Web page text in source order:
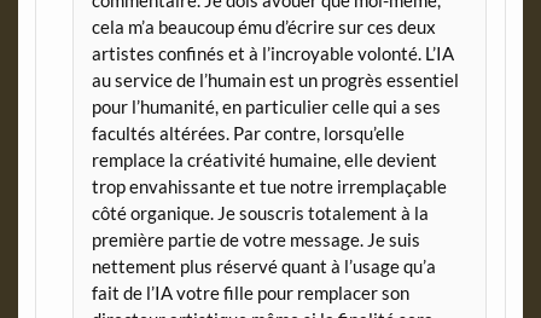
cela m’a beaucoup ému d’écrire sur ces deux
artistes confinés et à l’incroyable volonté. L’IA
au service de l’humain est un progrès essentiel
pour l’humanité, en particulier celle qui a ses
facultés altérées. Par contre, lorsqu’elle
remplace la créativité humaine, elle devient
trop envahissante et tue notre irremplaçable
côté organique. Je souscris totalement à la
première partie de votre message. Je suis
nettement plus réservé quant à l’usage qu’a
fait de l’IA votre fille pour remplacer son